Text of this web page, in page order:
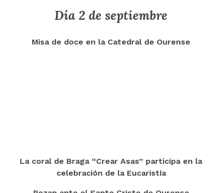
Día 2 de septiembre
Misa de doce en la Catedral de Ourense
La coral de Braga “Crear Asas” participa en la
celebración de la Eucaristía